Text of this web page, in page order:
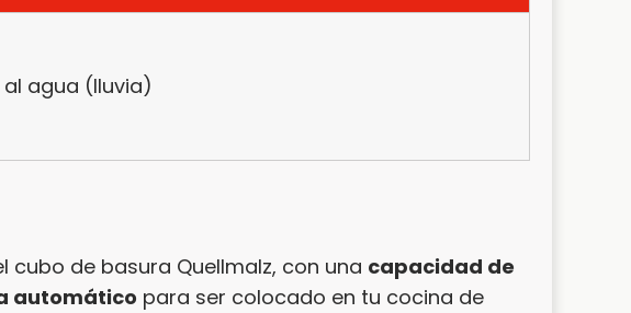
al agua (lluvia)
de basura Quellmalz, con una capacidad de
automático para ser colocado en tu cocina de